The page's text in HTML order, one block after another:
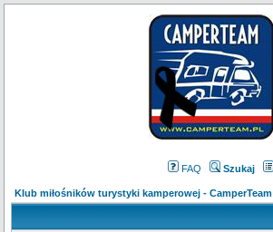
FAQ Szukaj
Klub miłośników turystyki kamperowej - CamperTeam